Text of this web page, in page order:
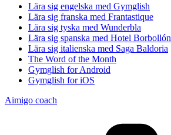
Lära sig engelska med Gymglish
Lära sig franska med Frantastique
Lära sig tyska med Wunderbla
Lära sig spanska med Hotel Borbollón
Lära sig italienska med Saga Baldoria
The Word of the Month
Gymglish for Android
Gymglish for iOS
Aimigo coach